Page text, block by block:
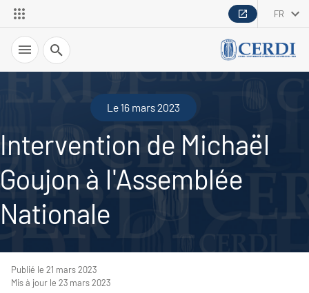
FR
Recherche
Le 16 mars 2023
Intervention de Michaël
Goujon à l'Assemblée
Nationale
Publié le 21 mars 2023
Mis à jour le 23 mars 2023